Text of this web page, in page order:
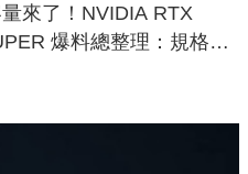
來了！NVIDIA RTX
爆料總整理：規格、